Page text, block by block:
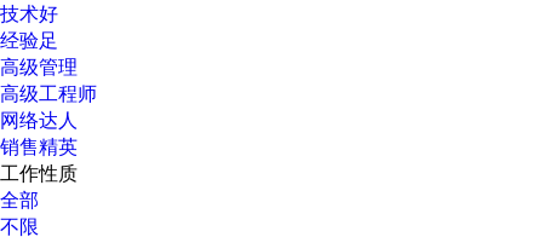
技术好
经验足
高级管理
高级工程师
网络达人
销售精英
工作性质
全部
不限